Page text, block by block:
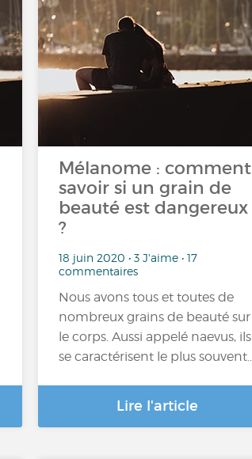
Mélanome : comment
savoir si un grain de
beauté est dangereux
?
18 juin 2020 • 3 J'aime • 17
commentaires
Nous avons tous et toutes de
nombreux grains de beauté sur
le corps. Aussi appelé naevus, ils
se caractérisent le plus souvent…
Lire l'article